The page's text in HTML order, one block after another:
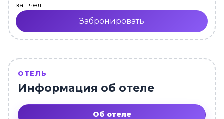
за 1 чел.
Забронировать
ОТЕЛЬ
Информация об отеле
Об отеле